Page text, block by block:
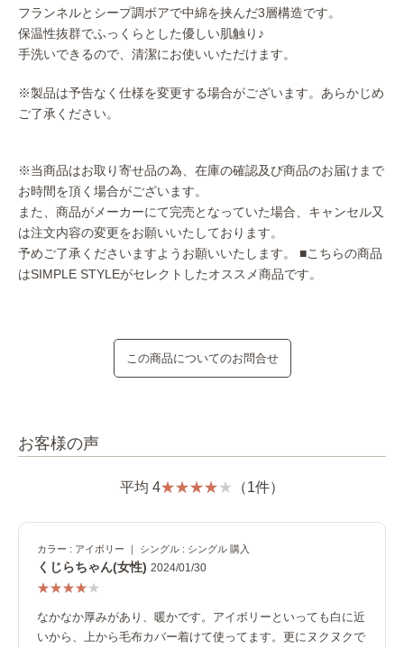
フランネルとシープ調ボアで中綿を挟んだ3層構造です。
保温性抜群でふっくらとした優しい肌触り♪
手洗いできるので、清潔にお使いいただけます。
※製品は予告なく仕様を変更する場合がございます。あらかじめ
ご了承ください。
※当商品はお取り寄せ品の為、在庫の確認及び商品のお届けまで
お時間を頂く場合がございます。
また、商品がメーカーにて完売となっていた場合、キャンセル又
は注文内容の変更をお願いいたしております。
予めご了承くださいますようお願いいたします。 ■こちらの商品
はSIMPLE STYLEがセレクトしたオススメ商品です。
この商品についてのお問合せ
お客様の声
平均 4 （1件）
カラー : アイボリー ｜ シングル : シングル 購入
くじらちゃん(女性) 2024/01/30
なかなか厚みがあり、暖かです。アイボリーといっても白に近
いから、上から毛布カバー着けて使ってます。更にヌクヌクで